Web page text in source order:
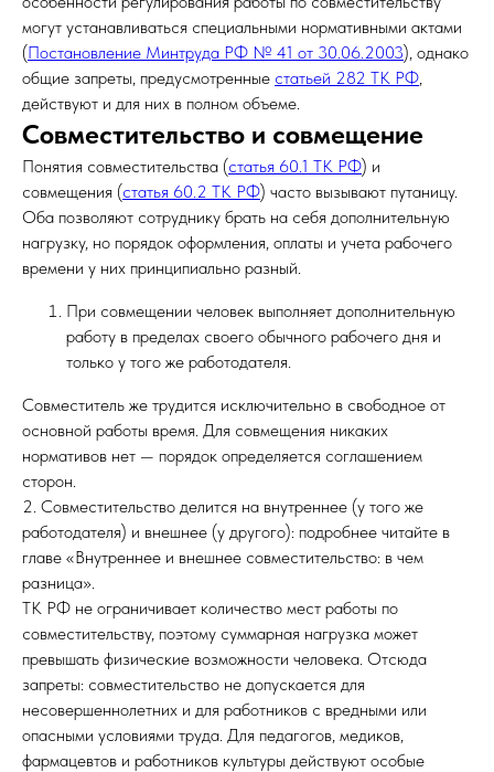
могут устанавливаться специальными нормативными актами
(Постановление Минтруда РФ № 41 от 30.06.2003), однако
общие запреты, предусмотренные статьей 282 ТК РФ,
действуют и для них в полном объеме.
Совместительство и совмещение
Понятия совместительства (статья 60.1 ТК РФ) и
совмещения (статья 60.2 ТК РФ) часто вызывают путаницу.
Оба позволяют сотруднику брать на себя дополнительную
нагрузку, но порядок оформления, оплаты и учета рабочего
времени у них принципиально разный.
При совмещении человек выполняет дополнительную
работу в пределах своего обычного рабочего дня и
только у того же работодателя.
Совместитель же трудится исключительно в свободное от
основной работы время. Для совмещения никаких
нормативов нет — порядок определяется соглашением
сторон.
2. Совместительство делится на внутреннее (у того же
работодателя) и внешнее (у другого): подробнее читайте в
главе «Внутреннее и внешнее совместительство: в чем
разница».
ТК РФ не ограничивает количество мест работы по
совместительству, поэтому суммарная нагрузка может
превышать физические возможности человека. Отсюда
запреты: совместительство не допускается для
несовершеннолетних и для работников с вредными или
опасными условиями труда. Для педагогов, медиков,
фармацевтов и работников культуры действуют особые